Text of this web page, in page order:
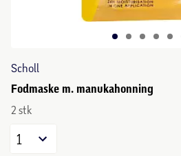
Scholl
Fodmaske m. manukahonning
2 stk
1